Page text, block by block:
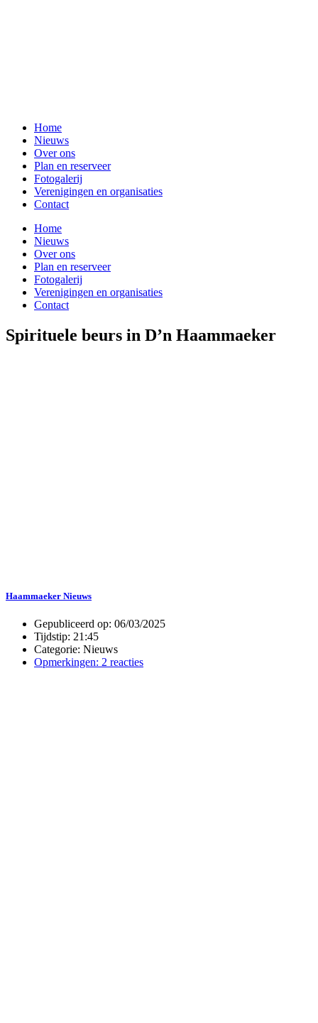
Home
Nieuws
Over ons
Plan en reserveer
Fotogalerij
Verenigingen en organisaties
Contact
Home
Nieuws
Over ons
Plan en reserveer
Fotogalerij
Verenigingen en organisaties
Contact
Spirituele beurs in D’n Haammaeker
Haammaeker Nieuws
Gepubliceerd op: 06/03/2025
Tijdstip: 21:45
Categorie: Nieuws
Opmerkingen: 2 reacties